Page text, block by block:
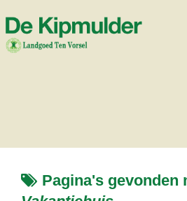
Pagina's gevonden